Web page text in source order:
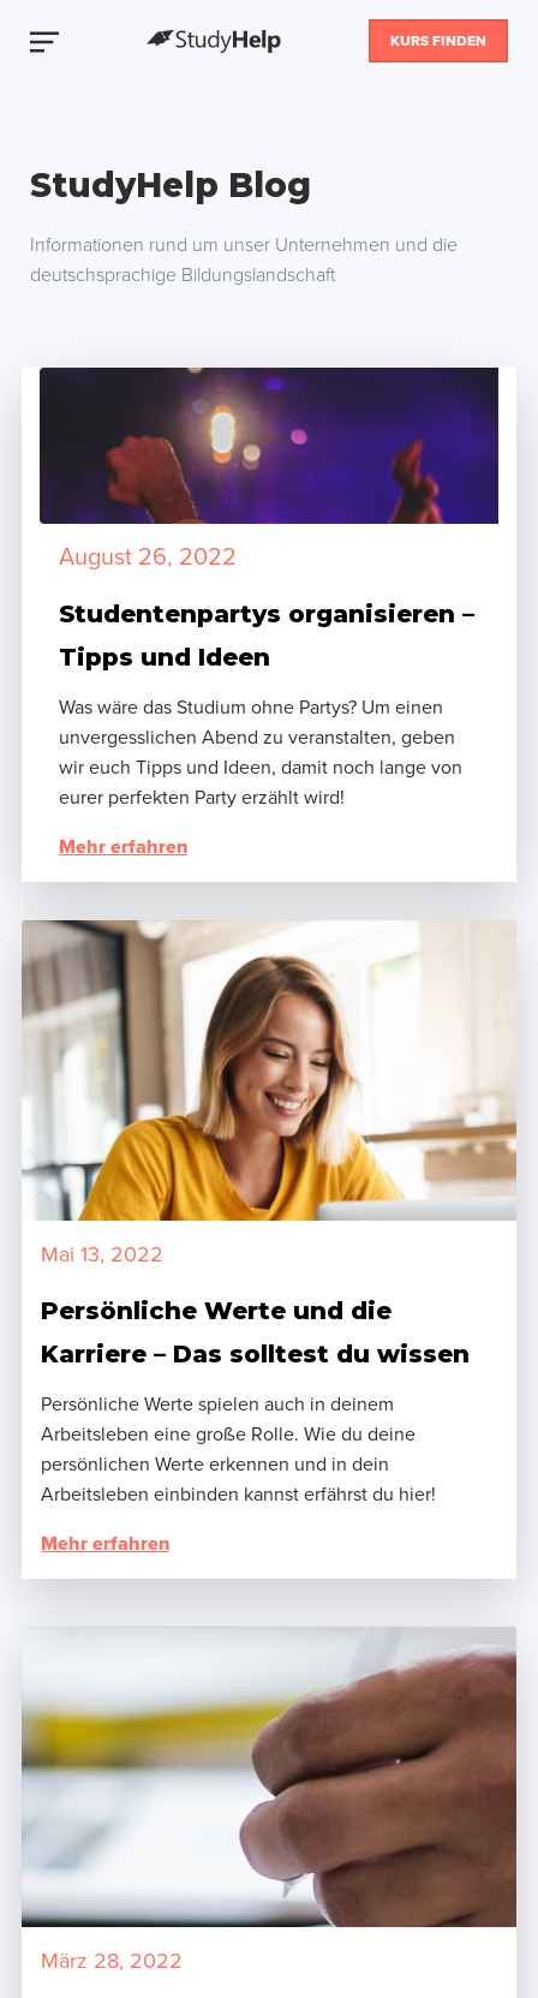
KURS FINDEN
StudyHelp Blog
Informationen rund um unser Unternehmen und die
deutschsprachige Bildungslandschaft
August 26, 2022
Studentenpartys organisieren –
Tipps und Ideen
Was wäre das Studium ohne Partys? Um einen
unvergesslichen Abend zu veranstalten, geben
wir euch Tipps und Ideen, damit noch lange von
eurer perfekten Party erzählt wird!
Mehr erfahren
Mai 13, 2022
Persönliche Werte und die
Karriere – Das solltest du wissen
Persönliche Werte spielen auch in deinem
Arbeitsleben eine große Rolle. Wie du deine
persönlichen Werte erkennen und in dein
Arbeitsleben einbinden kannst erfährst du hier!
Mehr erfahren
März 28, 2022